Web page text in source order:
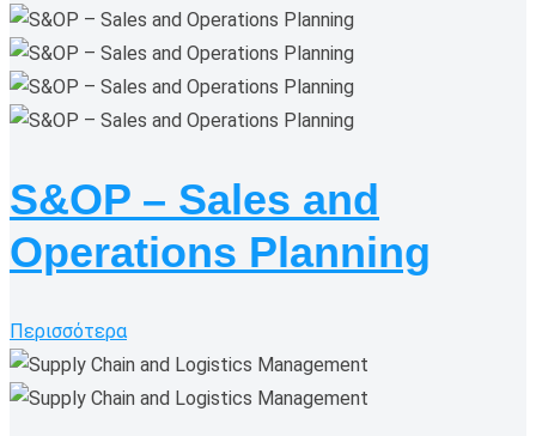
S&OP – Sales and
Operations Planning
Περισσότερα